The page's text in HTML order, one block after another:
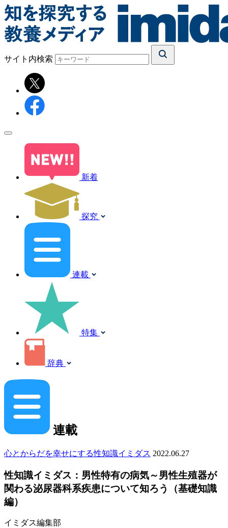
サイト内検索
新着
探究
連載
特集
辞典
連載
心とからだを幸せにする性知識イミダス 2022.06.27
性知識イミダス：男性特有の病気～男性生殖器が
関わる泌尿器科系疾患について知ろう（基礎知識
編）
イミダス編集部